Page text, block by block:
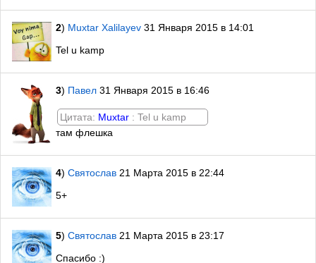
2) Muxtar Xalilayev 31 Января 2015 в 14:01
Tel u kamp
3) Павел 31 Января 2015 в 16:46
Цитата: Muxtar : Tel u kamp
там флешка
4) Святослав 21 Марта 2015 в 22:44
5+
5) Святослав 21 Марта 2015 в 23:17
Спасибо :)